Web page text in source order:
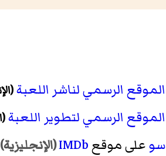
الموقع الرسمي لناشر اللعبة
الموقع الرسمي لتطوير اللعبة
سوعلى موقعIMDb(الإنجليزية)